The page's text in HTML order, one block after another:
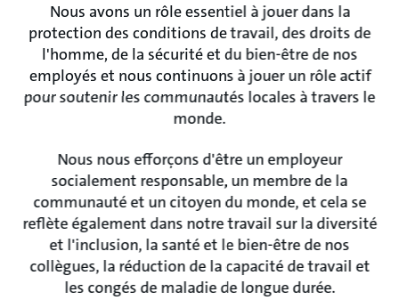
Nous avons un rôle essentiel à jouer dans la
protection des conditions de travail, des droits de
l'homme, de la sécurité et du bien-être de nos
employés et nous continuons à jouer un rôle actif
pour soutenir les communautés locales à travers le
monde.
Nous nous efforçons d'être un employeur
socialement responsable, un membre de la
communauté et un citoyen du monde, et cela se
reflète également dans notre travail sur la diversité
et l'inclusion, la santé et le bien-être de nos
collègues, la réduction de la capacité de travail et
les congés de maladie de longue durée.